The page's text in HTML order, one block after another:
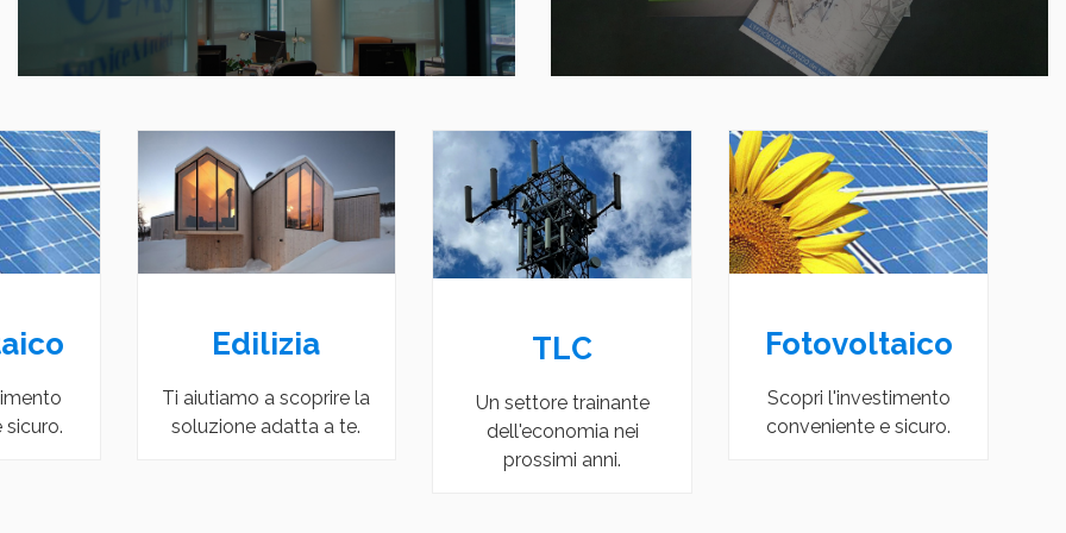
nei
Fotovoltaico
Scopri l'investimento
conveniente e sicuro.
Edilizia
Ti aiutiamo a scoprire la
soluzione adatta a te.
TLC
Un settore trainante
dell'economia nei